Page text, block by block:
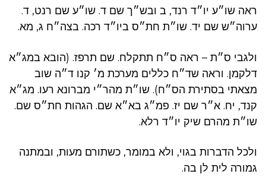
ראה שו״ע יו״ד רנד, ב ובש״ך שם ד. שו״ע שם רנט, ד.
ערוה״ש שם יד. שו״ת חת״ס ביו״ד רכה. בצה״ח ג, מא.
ולגבי ס״ת – ראה ס״ח תתקלח. שם תרפז. (הובא במג״א
דלקמן. וראה שד״ח כללים מערכת מ׳ קנו ד״ה שוב
מצאתי בסתירת הס״ח). שו״ת מהר״י מברונא רעו. מג״א
קנד, יח. א״ר שם יז. פמ״ג בא״א שם. הגהות חת״ס שם.
שו״ת מהרם שיק יו״ד רלא.
ולכל הדברות בגוי, ולא במומר, כשתורם מעות, ובמתנה
גמורה לית לן בה.